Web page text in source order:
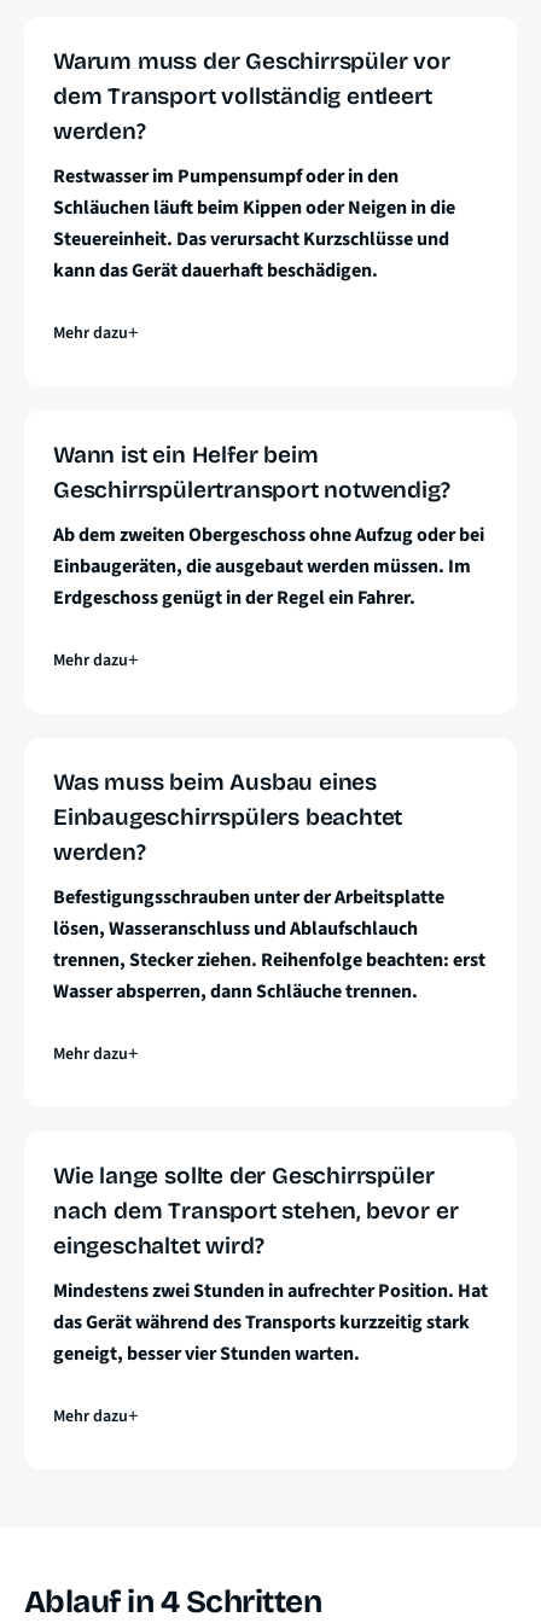
Warum muss der Geschirrspüler vor
dem Transport vollständig entleert
werden?
Restwasser im Pumpensumpf oder in den
Schläuchen läuft beim Kippen oder Neigen in die
Steuereinheit. Das verursacht Kurzschlüsse und
kann das Gerät dauerhaft beschädigen.
Mehr dazu
Wann ist ein Helfer beim
Geschirrspülertransport notwendig?
Ab dem zweiten Obergeschoss ohne Aufzug oder bei
Einbaugeräten, die ausgebaut werden müssen. Im
Erdgeschoss genügt in der Regel ein Fahrer.
Mehr dazu
Was muss beim Ausbau eines
Einbaugeschirrspülers beachtet
werden?
Befestigungsschrauben unter der Arbeitsplatte
lösen, Wasseranschluss und Ablaufschlauch
trennen, Stecker ziehen. Reihenfolge beachten: erst
Wasser absperren, dann Schläuche trennen.
Mehr dazu
Wie lange sollte der Geschirrspüler
nach dem Transport stehen, bevor er
eingeschaltet wird?
Mindestens zwei Stunden in aufrechter Position. Hat
das Gerät während des Transports kurzzeitig stark
geneigt, besser vier Stunden warten.
Mehr dazu
Ablauf in 4 Schritten